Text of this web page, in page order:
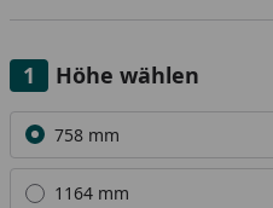
Höhe wählen
Alle anzeigen (4)
758 mm
1164 mm